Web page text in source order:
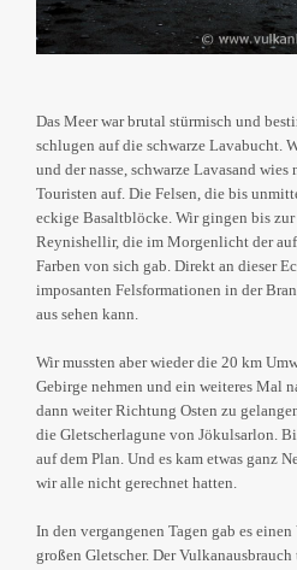
Das Meer war brutal stürmisch und
schlugen auf die schwarze Lavabucht.
und der nasse, schwarze Lavasand
Touristen auf. Die Felsen, die bis
eckige Basaltblöcke. Wir gingen bis
Reynishellir, die im Morgenlicht der
Farben von sich gab. Direkt an dieser
imposanten Felsformationen in der
aus sehen kann.
Wir mussten aber wieder die 20 km
Gebirge nehmen und ein weiteres Mal
dann weiter Richtung Osten zu
die Gletscherlagune von Jökulsarlon.
auf dem Plan. Und es kam etwas ganz
wir alle nicht gerechnet hatten.
In den vergangenen Tagen gab es
großen Gletscher. Der